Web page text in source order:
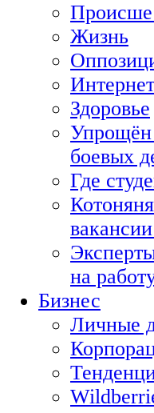
Жизнь
Интернет
Здоровье
Упрощён
боевых
Где
на
Бизнес
Личные